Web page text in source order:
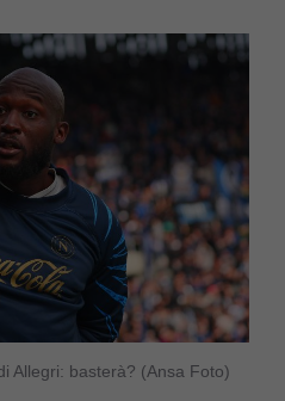
Allegri: basterà? (Ansa Foto)